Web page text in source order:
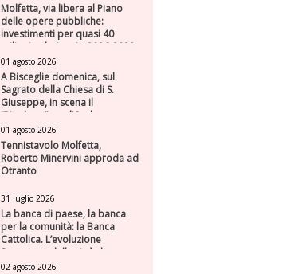
Molfetta, via libera al Piano
delle opere pubbliche:
investimenti per quasi 40
milioni nel triennio 2026-2028
01 agosto 2026
A Bisceglie domenica, sul
Sagrato della Chiesa di S.
Giuseppe, in scena il
“Rigoletto” con l’Orchestra
Sinfonica Federiciana
01 agosto 2026
Tennistavolo Molfetta,
Roberto Minervini approda ad
Otranto
31 luglio 2026
La banca di paese, la banca
per la comunità: la Banca
Cattolica. L’evoluzione
finanziaria della città di
Molfetta (Parte seconda)
02 agosto 2026